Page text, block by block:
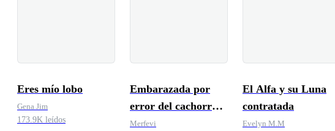
Eres mío lobo
Gena Jim
173.9K leídos
Embarazada por
error del cachorro
de mi Jefe
Merfevi
El Alfa y su Luna
contratada
Evelyn M.M